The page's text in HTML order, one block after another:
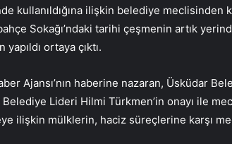
kullanıldığına ilişkin belediye meclisinden
Sokağı’ndaki tarihi çeşmenin artık
yapıldı ortaya çıktı.
Ajansı’nın haberine nazaran, Üsküdar
Belediye Lideri Hilmi Türkmen’in onayı ile
ilişkin mülklerin, haciz süreçlerine karşı